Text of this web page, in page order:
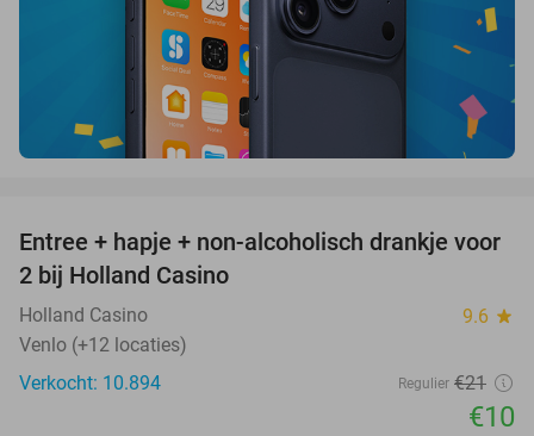
52%
Entree + hapje + non-alcoholisch drankje voor
2 bij Holland Casino
Holland Casino 9.6 star
Venlo (+12 locaties)
Verkocht: 10.894
Regulier €21
€10